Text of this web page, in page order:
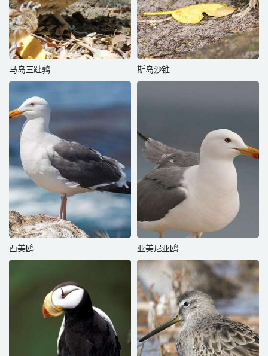
马岛三趾鹑 斯岛沙锥
西美鸥 亚美尼亚鸥